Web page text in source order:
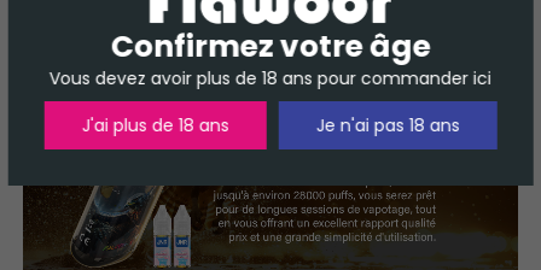
Confirmez votre âge
Vous devez avoir plus de 18 ans pour commander ici
J'ai plus de 18 ans
Je n'ai pas 18 ans